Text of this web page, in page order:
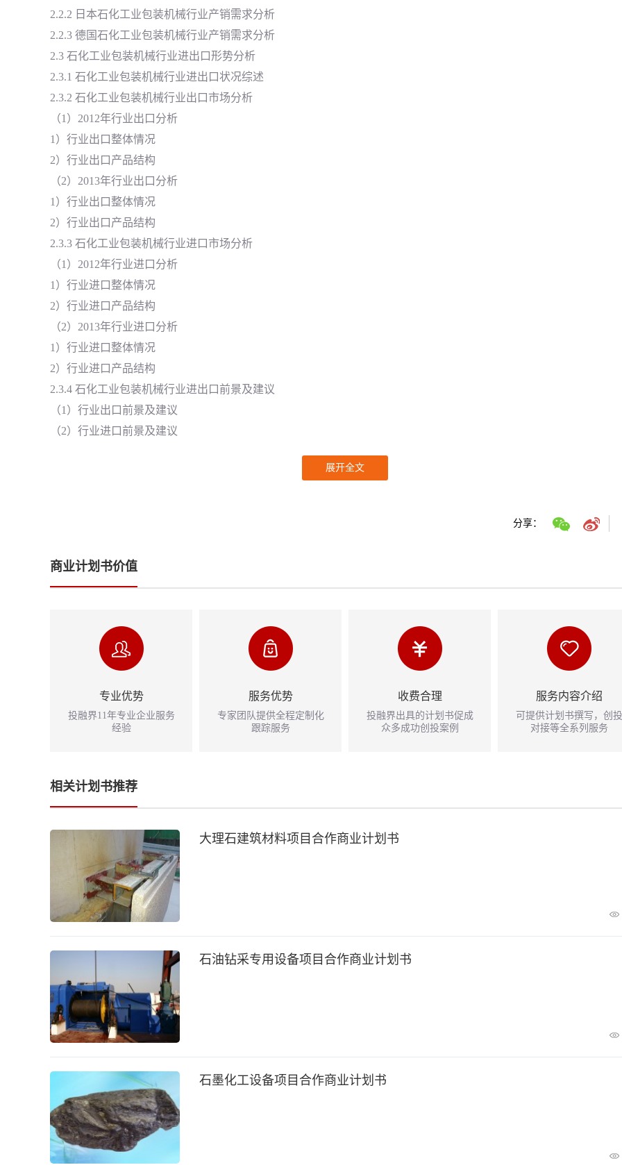
2.2.2 日本石化工业包装机械行业产销需求分析
2.2.3 德国石化工业包装机械行业产销需求分析
2.3 石化工业包装机械行业进出口形势分析
2.3.1 石化工业包装机械行业进出口状况综述
2.3.2 石化工业包装机械行业出口市场分析
（1）2012年行业出口分析
1）行业出口整体情况
2）行业出口产品结构
（2）2013年行业出口分析
1）行业出口整体情况
2）行业出口产品结构
2.3.3 石化工业包装机械行业进口市场分析
（1）2012年行业进口分析
1）行业进口整体情况
2）行业进口产品结构
（2）2013年行业进口分析
1）行业进口整体情况
2）行业进口产品结构
2.3.4 石化工业包装机械行业进出口前景及建议
（1）行业出口前景及建议
（2）行业进口前景及建议
展开全文
分享：
商业计划书价值
专业优势
投融界11年专业企业服务
经验
服务优势
专家团队提供全程定制化
跟踪服务
收费合理
投融界出具的计划书促成
众多成功创投案例
服务内容介绍
可提供计划书撰写，创投
对接等全系列服务
相关计划书推荐
大理石建筑材料项目合作商业计划书
石油钻采专用设备项目合作商业计划书
石墨化工设备项目合作商业计划书